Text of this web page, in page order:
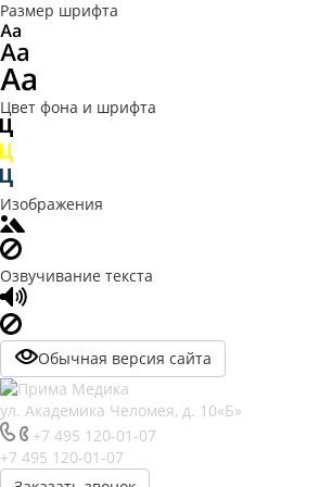
Размер шрифта
Цвет фона и шрифта
Изображения
Озвучивание текста
Обычная версия сайта
ул. Академика Челомея, д. 10«Б»
+7 495 120-01-07
+7 495 120-01-07